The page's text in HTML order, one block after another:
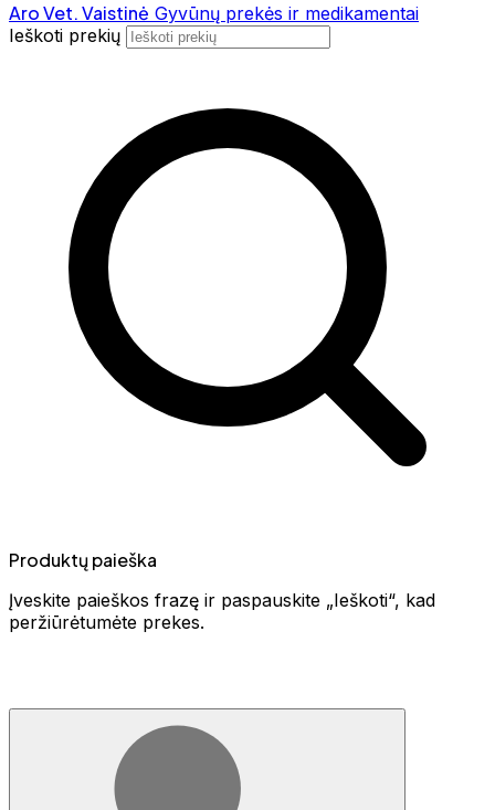
Aro Vet. Vaistinė Gyvūnų prekės ir medikamentai
Ieškoti prekių
Produktų paieška
Įveskite paieškos frazę ir paspauskite „Ieškoti“, kad
peržiūrėtumėte prekes.